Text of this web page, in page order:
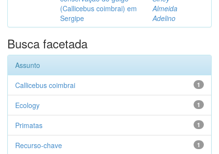
(Callicebus coimbrai) em
Sergipe
Almeida
Adelino
Busca facetada
Assunto
1
Callicebus coimbrai
1
Ecology
1
Primatas
1
Recurso-chave